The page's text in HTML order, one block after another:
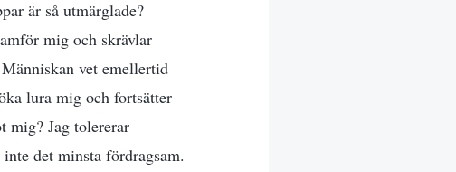
är så utmärglade?
mig och skrävlar
vet emellertid
lura mig och fortsätter
mig? Jag tolererar
det minsta fördragsam.